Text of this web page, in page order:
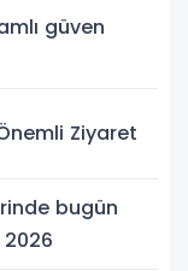
güven
Ziyaret
bugün